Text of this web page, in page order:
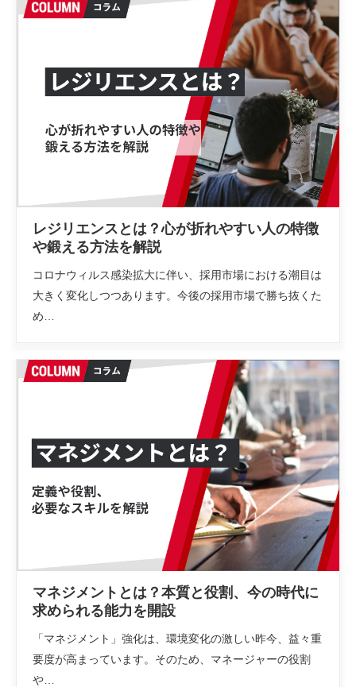
レジリエンスとは？心が折れやすい人の特徴
や鍛える方法を解説
コロナウィルス感染拡大に伴い、採用市場における潮目は
大きく変化しつつあります。今後の採用市場で勝ち抜くた
め…
マネジメントとは？本質と役割、今の時代に
求められる能力を開設
「マネジメント」強化は、環境変化の激しい昨今、益々重
要度が高まっています。そのため、マネージャーの役割
や…